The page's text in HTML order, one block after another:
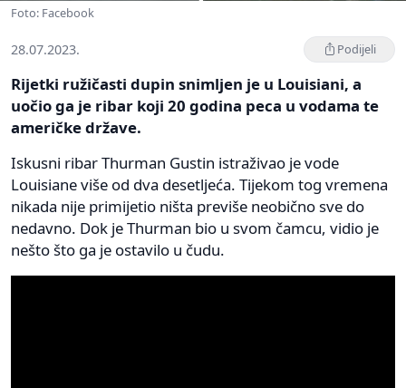
Foto: Facebook
28.07.2023. Podijeli
Rijetki ružičasti dupin snimljen je u Louisiani, a
uočio ga je ribar koji 20 godina peca u vodama te
američke države.
Iskusni ribar Thurman Gustin istraživao je vode
Louisiane više od dva desetljeća. Tijekom tog vremena
nikada nije primijetio ništa previše neobično sve do
nedavno. Dok je Thurman bio u svom čamcu, vidio je
nešto što ga je ostavilo u čudu.